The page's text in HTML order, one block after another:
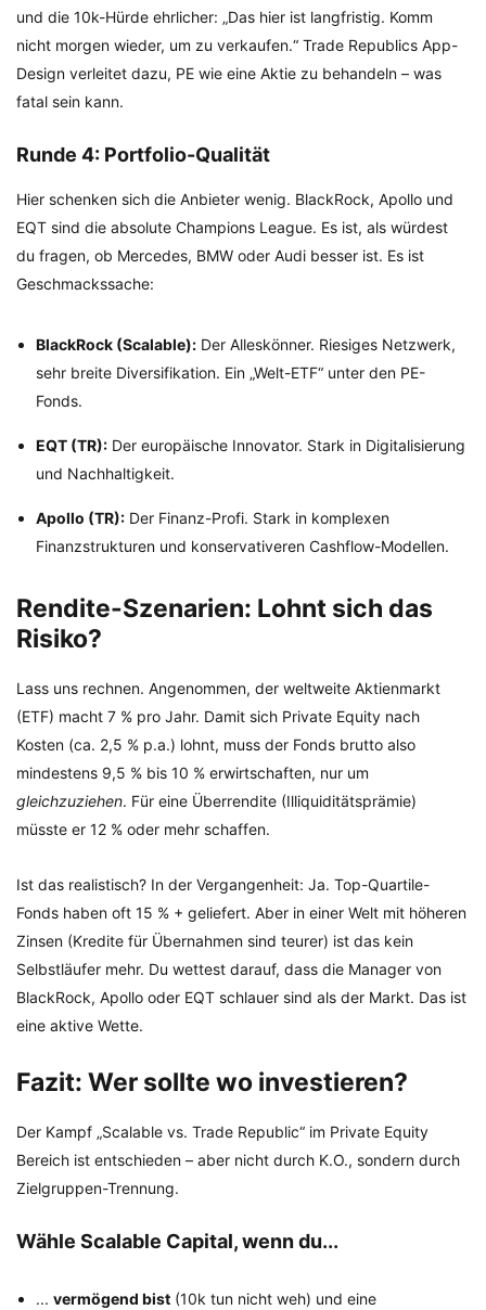
und die 10k-Hürde ehrlicher: „Das hier ist langfristig. Komm
nicht morgen wieder, um zu verkaufen.“ Trade Republics App-
Design verleitet dazu, PE wie eine Aktie zu behandeln – was
fatal sein kann.
Runde 4: Portfolio-Qualität
Hier schenken sich die Anbieter wenig. BlackRock, Apollo und
EQT sind die absolute Champions League. Es ist, als würdest
du fragen, ob Mercedes, BMW oder Audi besser ist. Es ist
Geschmackssache:
BlackRock (Scalable): Der Alleskönner. Riesiges Netzwerk,
sehr breite Diversifikation. Ein „Welt-ETF“ unter den PE-
Fonds.
EQT (TR): Der europäische Innovator. Stark in Digitalisierung
und Nachhaltigkeit.
Apollo (TR): Der Finanz-Profi. Stark in komplexen
Finanzstrukturen und konservativeren Cashflow-Modellen.
Rendite-Szenarien: Lohnt sich das
Risiko?
Lass uns rechnen. Angenommen, der weltweite Aktienmarkt
(ETF) macht 7 % pro Jahr. Damit sich Private Equity nach
Kosten (ca. 2,5 % p.a.) lohnt, muss der Fonds brutto also
mindestens 9,5 % bis 10 % erwirtschaften, nur um
gleichzuziehen. Für eine Überrendite (Illiquiditätsprämie)
müsste er 12 % oder mehr schaffen.
Ist das realistisch? In der Vergangenheit: Ja. Top-Quartile-
Fonds haben oft 15 % + geliefert. Aber in einer Welt mit höheren
Zinsen (Kredite für Übernahmen sind teurer) ist das kein
Selbstläufer mehr. Du wettest darauf, dass die Manager von
BlackRock, Apollo oder EQT schlauer sind als der Markt. Das ist
eine aktive Wette.
Fazit: Wer sollte wo investieren?
Der Kampf „Scalable vs. Trade Republic“ im Private Equity
Bereich ist entschieden – aber nicht durch K.O., sondern durch
Zielgruppen-Trennung.
Wähle Scalable Capital, wenn du...
... vermögend bist (10k tun nicht weh) und eine